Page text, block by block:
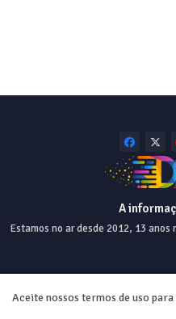
A
Estamos no ar desde 2012, 13
Home About
Aceite nossos termos de uso